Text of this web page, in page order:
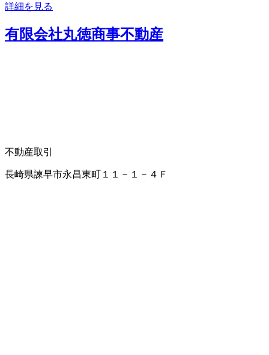
詳細を見る
有限会社丸徳商事不動産
不動産取引
長崎県諫早市永昌東町１１－１－４Ｆ